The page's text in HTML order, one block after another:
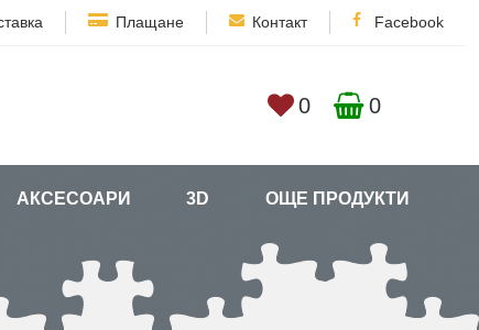
Плащане Контакт Facebook
0 0
АКСЕСОАРИ 3D ОЩЕ ПРОДУКТИ